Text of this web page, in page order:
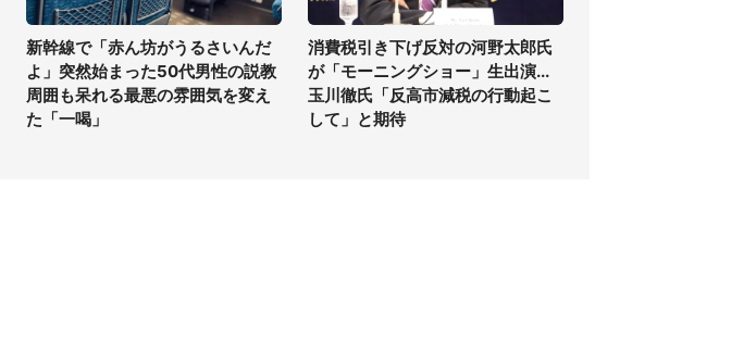
新幹線で「赤ん坊がうるさいんだ
よ」突然始まった50代男性の説教
周囲も呆れる最悪の雰囲気を変え
た「一喝」
消費税引き下げ反対の河野太郎氏
が「モーニングショー」生出演...
玉川徹氏「反高市減税の行動起こ
して」と期待